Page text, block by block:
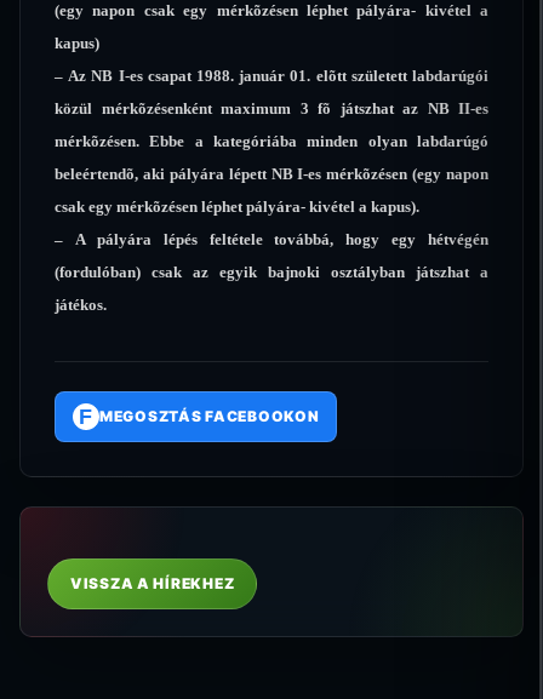
(egy napon csak egy mérkõzésen léphet pályára- kivétel a
kapus)
– Az NB I-es csapat 1988. január 01. elõtt született labdarúgói
közül mérkõzésenként maximum 3 fõ játszhat az NB II-es
mérkõzésen. Ebbe a kategóriába minden olyan labdarúgó
beleértendõ, aki pályára lépett NB I-es mérkõzésen (egy napon
csak egy mérkõzésen léphet pályára- kivétel a kapus).
– A pályára lépés feltétele továbbá, hogy egy hétvégén
(fordulóban) csak az egyik bajnoki osztályban játszhat a
játékos.
F MEGOSZTÁS FACEBOOKON
VISSZA A HÍREKHEZ